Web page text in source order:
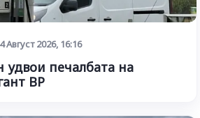
4 Август 2026, 16:16
удвои печалбата на
BP